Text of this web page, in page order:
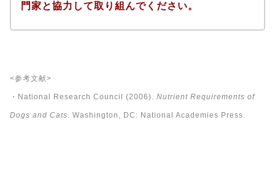
門家と協力して取り組んでください。
<参考文献>
・National Research Council (2006). Nutrient Requirements of
Dogs and Cats. Washington, DC: National Academies Press.